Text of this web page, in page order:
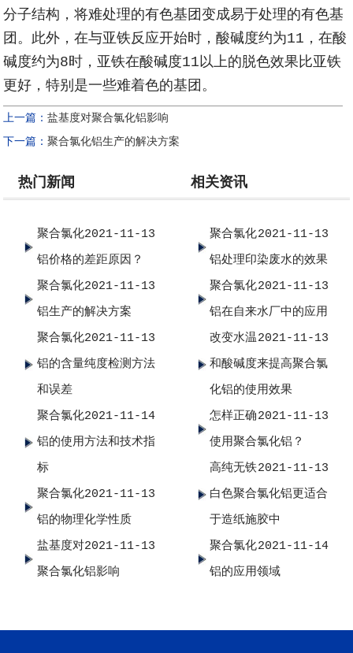
分子结构，将难处理的有色基团变成易于处理的有色基
团。此外，在与亚铁反应开始时，酸碱度约为11 ，在酸
碱度约为8时，亚铁在酸碱度11以上的脱色效果比亚铁
更好，特别是一些难着色的基团。
上一篇：盐基度对聚合氯化铝影响
下一篇：聚合氯化铝生产的解决方案
热门新闻
2021-11-13
聚合氯化
铝价格的差距原因？
2021-11-13
聚合氯化
铝生产的解决方案
2021-11-13
聚合氯化
铝的含量纯度检测方法
和误差
2021-11-14
聚合氯化
铝的使用方法和技术指
标
2021-11-13
聚合氯化
铝的物理化学性质
2021-11-13
盐基度对
聚合氯化铝影响
相关资讯
2021-11-13
聚合氯化
铝处理印染废水的效果
2021-11-13
聚合氯化
铝在自来水厂中的应用
2021-11-13
改变水温
和酸碱度来提高聚合氯
化铝的使用效果
2021-11-13
怎样正确
使用聚合氯化铝？
2021-11-13
高纯无铁
白色聚合氯化铝更适合
于造纸施胶中
2021-11-14
聚合氯化
铝的应用领域